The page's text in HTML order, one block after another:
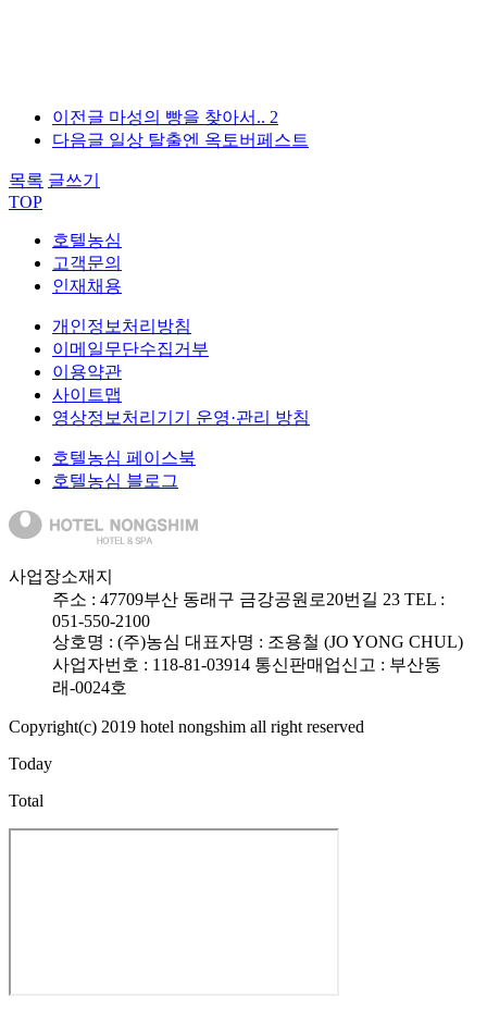
이전글 마성의 빵을 찾아서.. 2
다음글 일상 탈출엔 옥토버페스트
목록 글쓰기
TOP
호텔농심
고객문의
인재채용
개인정보처리방침
이메일무단수집거부
이용약관
사이트맵
영상정보처리기기 운영·관리 방침
호텔농심 페이스북
호텔농심 블로그
사업장소재지
주소 : 47709부산 동래구 금강공원로20번길 23 TEL :
051-550-2100
상호명 : (주)농심 대표자명 : 조용철 (JO YONG CHUL)
사업자번호 : 118-81-03914 통신판매업신고 : 부산동
래-0024호
Copyright(c) 2019 hotel nongshim all right reserved
Today
Total